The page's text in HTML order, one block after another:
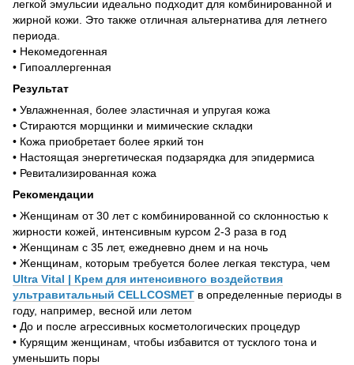
легкой эмульсии идеально подходит для комбинированной и
жирной кожи. Это также отличная альтернатива для летнего
периода.
• Некомедогенная
• Гипоаллергенная
Результат
• Увлажненная, более эластичная и упругая кожа
• Стираются морщинки и мимические складки
• Кожа приобретает более яркий тон
• Настоящая энергетическая подзарядка для эпидермиса
• Ревитализированная кожа
Рекомендации
• Женщинам от 30 лет с комбинированной со склонностью к
жирности кожей, интенсивным курсом 2-3 раза в год
• Женщинам с 35 лет, ежедневно днем и на ночь
• Женщинам, которым требуется более легкая текстура, чем
Ultra Vital | Крем для интенсивного воздействия
ультравитальный CELLCOSMET в определенные периоды в
году, например, весной или летом
• До и после агрессивных косметологических процедур
• Курящим женщинам, чтобы избавится от тусклого тона и
уменьшить поры